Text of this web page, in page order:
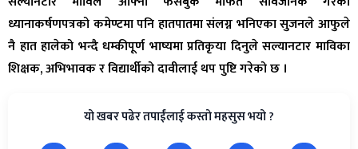
ध्यानाकर्षणपत्रको कमेण्टमा पनि हातपातमा संलग्न भनिएका सुजनले आफुले
नै हात हालेको भन्दै धम्कीपूर्ण भाष्यमा प्रतिकृया दिनुले सल्यानटार माविका
शिक्षक, अभिभावक र विद्यार्थीको दावीलाई थप पुष्टि गरेको छ ।
यो खबर पढेर तपाईंलाई कस्तो महसुस भयो ?